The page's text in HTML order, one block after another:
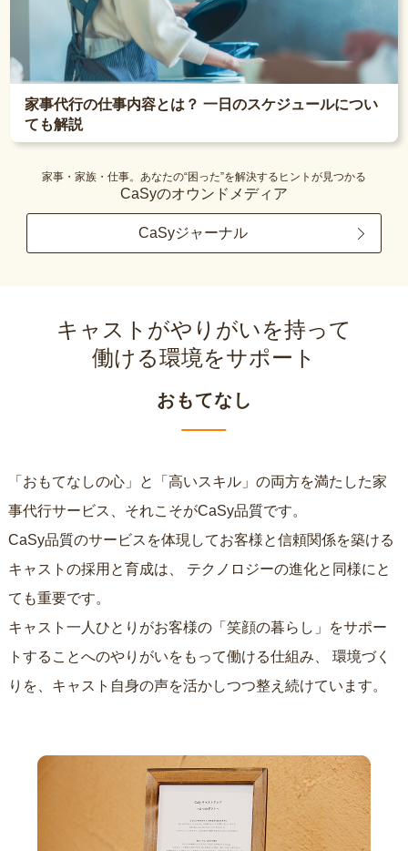
家事代行の仕事内容とは？ 一日のスケジュールについ
ても解説
家事・家族・仕事。あなたの“困った”を解決するヒントが見つかる
CaSyのオウンドメディア
CaSyジャーナル
キャストがやりがいを持って
働ける環境をサポート
おもてなし
「おもてなしの心」と「高いスキル」の両方を満たした家
事代行サービス、それこそがCaSy品質です。
CaSy品質のサービスを体現してお客様と信頼関係を築ける
キャストの採用と育成は、
ても重要です。
キャスト一人ひとりがお客様の「笑顔の暮らし」をサポー
トすることへのやりがいをもって働ける仕組み、
りを、キャスト自身の声を活かしつつ整え続けています。